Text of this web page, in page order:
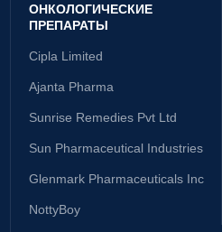
ОНКОЛОГИЧЕСКИЕ
ПРЕПАРАТЫ
Cipla Limited
Ajanta Pharma
Sunrise Remedies Pvt Ltd
Sun Pharmaceutical Industries
Glenmark Pharmaceuticals Inc
NottyBoy